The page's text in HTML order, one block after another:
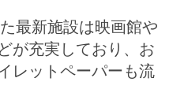
最新施設は映画館や
が充実しており、お
レットペーパーも流